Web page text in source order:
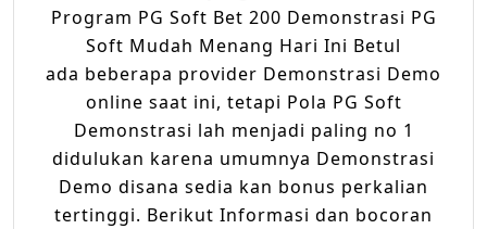
Program PG Soft Bet 200 Demonstrasi PG
Soft Mudah Menang Hari Ini Betul
ada beberapa provider Demonstrasi Demo
online saat ini, tetapi Pola PG Soft
Demonstrasi lah menjadi paling no 1
didulukan karena umumnya Demonstrasi
Demo disana sedia kan bonus perkalian
tertinggi. Berikut Informasi dan bocoran